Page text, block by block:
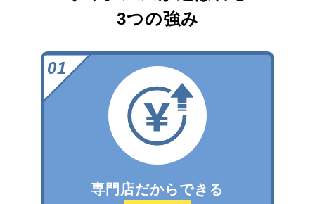
3つの強み
専門店だからできる